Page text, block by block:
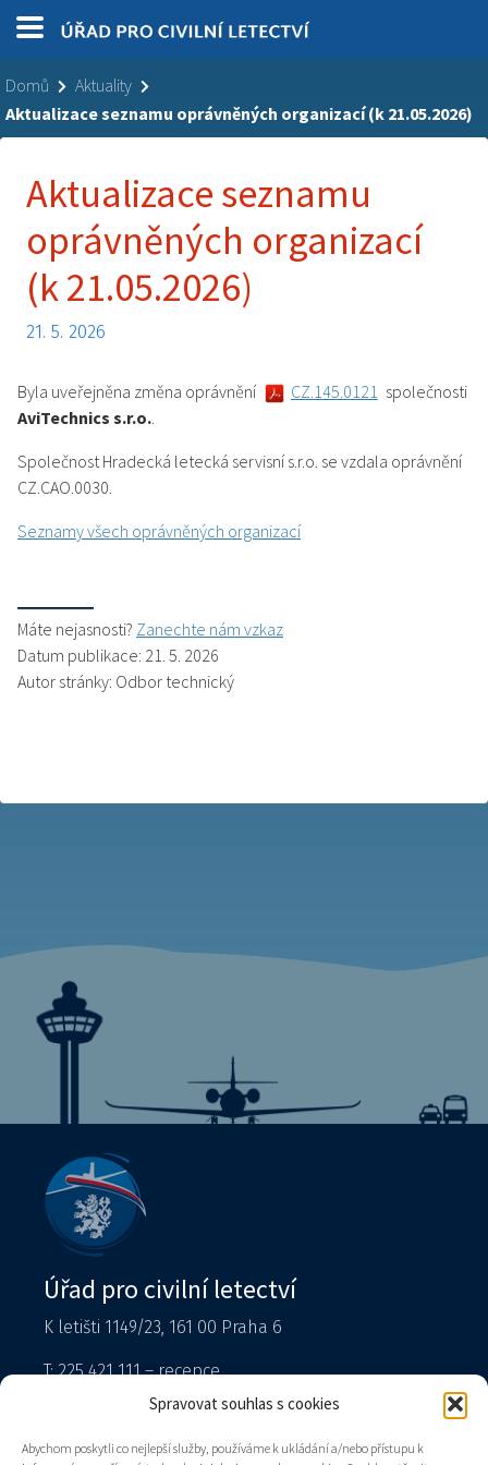
Spravovat souhlas s cookies
Abychom poskytli co nejlepší služby, používáme k ukládání a/nebo přístupu k
Domů
Aktuality
Aktualizace seznamu oprávněných organizací (k 21.05.2026)
Aktualizace seznamu
oprávněných organizací
(k 21.05.2026)
21. 5. 2026
Byla uveřejněna změna oprávnění CZ.145.0121 společnosti
AviTechnics s.r.o..
Společnost Hradecká letecká servisní s.r.o. se vzdala oprávnění
CZ.CAO.0030.
Seznamy všech oprávněných organizací
Máte nejasnosti? Zanechte nám vzkaz
Datum publikace: 21. 5. 2026
Autor stránky: Odbor technický
Úřad pro civilní letectví
K letišti 1149/23, 161 00 Praha 6
T: 225 421 111 – recepce
podatelna@caa.gov.cz